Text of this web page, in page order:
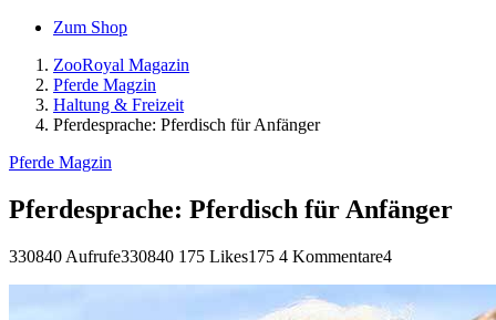
Zum Shop
ZooRoyal Magazin
Pferde Magzin
Haltung & Freizeit
Pferdesprache: Pferdisch für Anfänger
Pferde Magzin
Pferdesprache: Pferdisch für Anfänger
330840 Aufrufe330840 175 Likes175 4 Kommentare4